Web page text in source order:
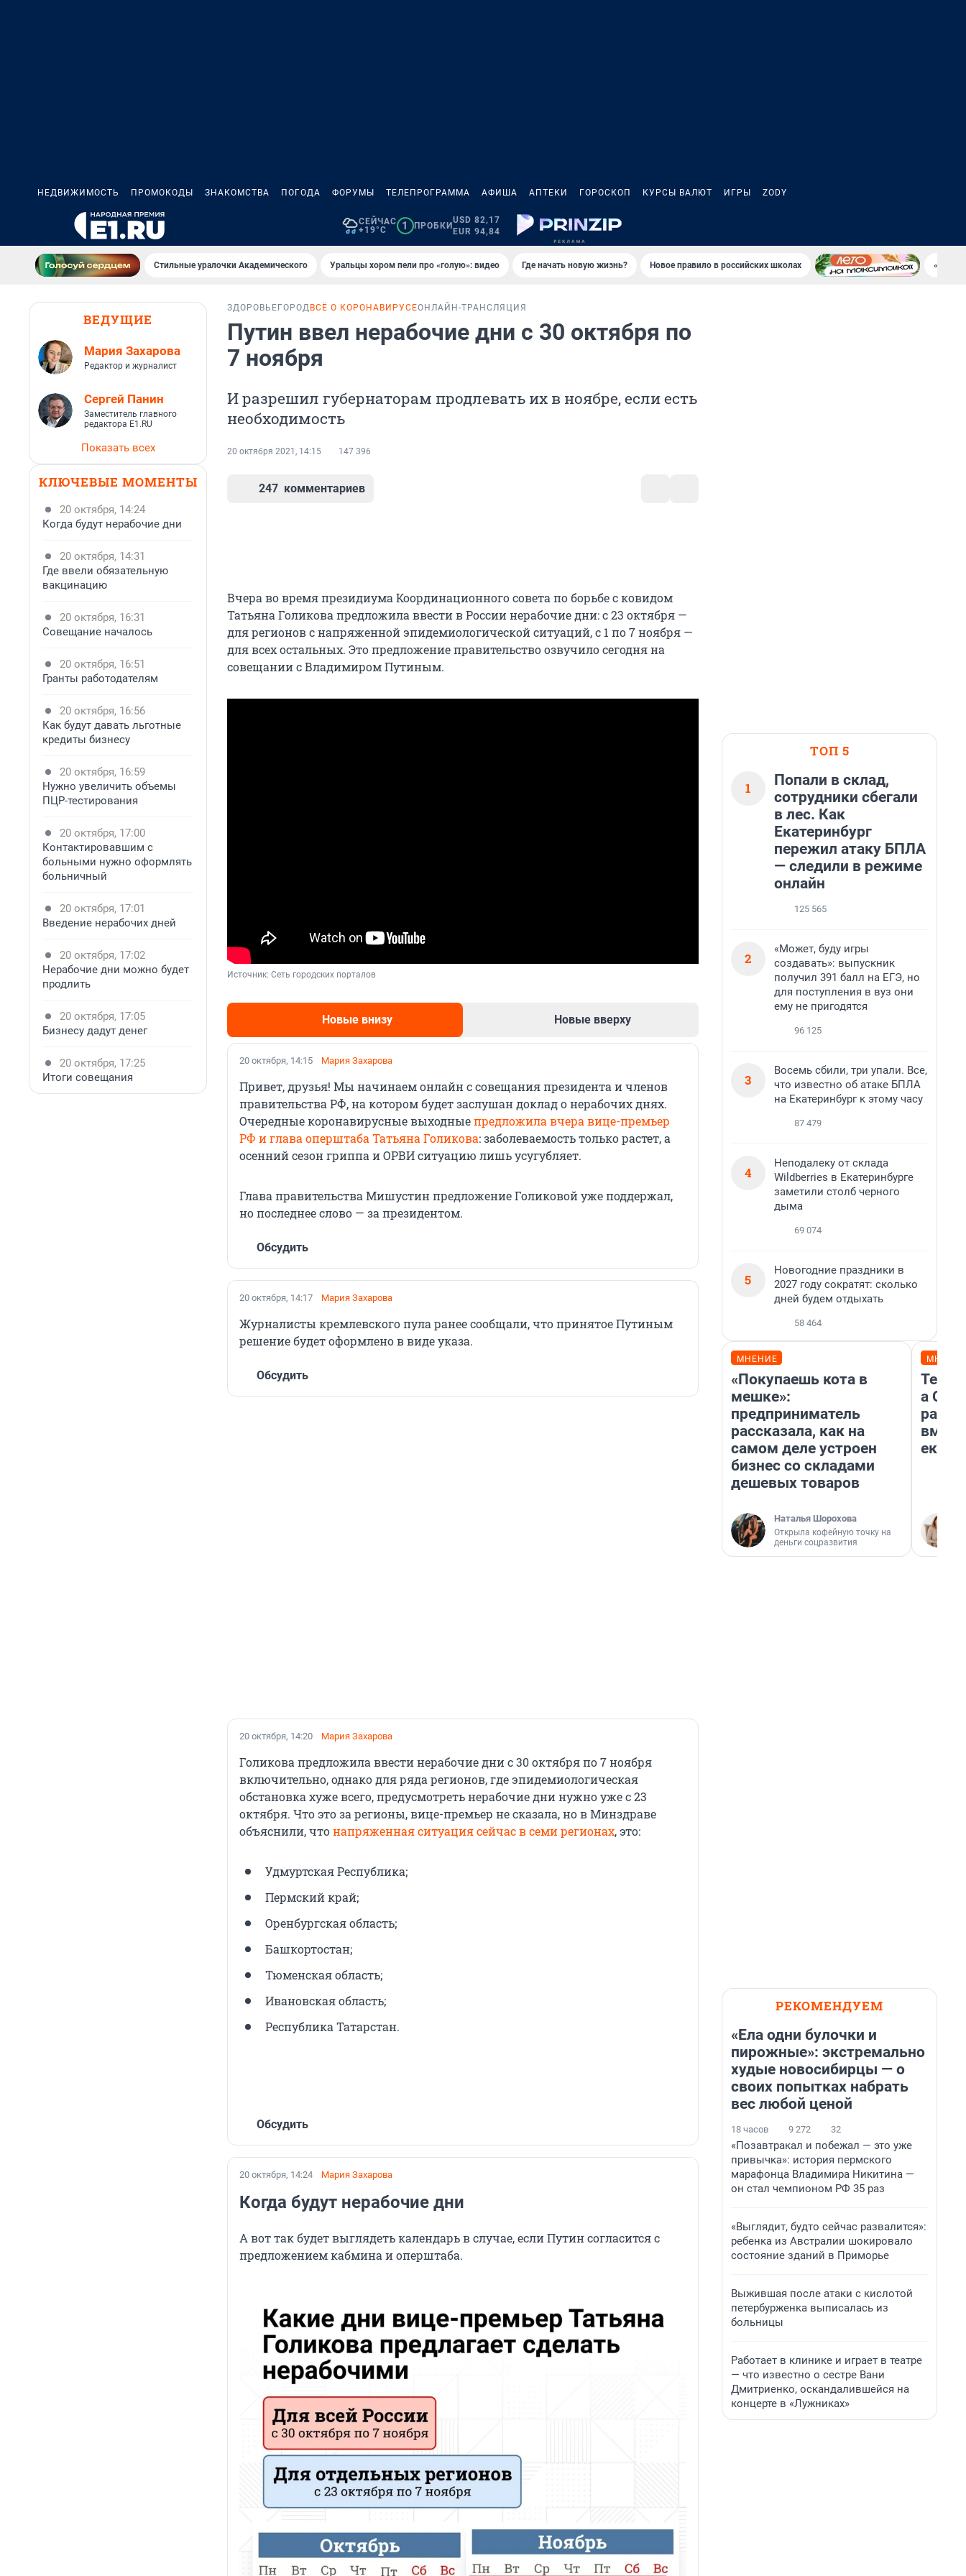
НЕДВИЖИМОСТЬ ПРОМОКОДЫ ЗНАКОМСТВА ПОГОДА ФОРУМЫ ТЕЛЕПРОГРАММА АФИША АПТЕКИ ГОРОСКОП КУРСЫ ВАЛЮТ ИГРЫ ZODY
СЕЙЧАС
+19°C
1 ПРОБКИ
USD 82,17
EUR 94,84
Стильные уралочки Академического Уральцы хором пели про «голую»: видео Где начать новую жизнь? Новое правило в российских школах
ВЕДУЩИЕ
Мария Захарова
Редактор и журналист
Сергей Панин
Заместитель главного
редактора E1.RU
Показать всех
КЛЮЧЕВЫЕ МОМЕНТЫ
20 октября, 14:24
Когда будут нерабочие дни
20 октября, 14:31
Где ввели обязательную
вакцинацию
20 октября, 16:31
Совещание началось
20 октября, 16:51
Гранты работодателям
20 октября, 16:56
Как будут давать льготные
кредиты бизнесу
20 октября, 16:59
Нужно увеличить объемы
ПЦР-тестирования
20 октября, 17:00
Контактировавшим с
больными нужно оформлять
больничный
20 октября, 17:01
Введение нерабочих дней
20 октября, 17:02
Нерабочие дни можно будет
продлить
20 октября, 17:05
Бизнесу дадут денег
20 октября, 17:25
Итоги совещания
ЗДОРОВЬЕ ГОРОД ВСЁ О КОРОНАВИРУСЕОНЛАЙН-ТРАНСЛЯЦИЯ
Путин ввел нерабочие дни с 30 октября по
7 ноября
И разрешил губернаторам продлевать их в ноябре, если есть
необходимость
20 октября 2021, 14:15 147 396
247 комментариев
Вчера во время президиума Координационного совета по борьбе с ковидом
Татьяна Голикова предложила ввести в России нерабочие дни: с 23 октября —
для регионов с напряженной эпидемиологической ситуаций, с 1 по 7 ноября —
для всех остальных. Это предложение правительство озвучило сегодня на
совещании с Владимиром Путиным.
Источник: Сеть городских порталов
Новые внизу Новые вверху
20 октября, 14:15 Мария Захарова
Привет, друзья! Мы начинаем онлайн с совещания президента и членов
правительства РФ, на котором будет заслушан доклад о нерабочих днях.
Очередные коронавирусные выходныепредложила вчера вице-премьер
РФ и глава оперштаба Татьяна Голикова: заболеваемость только растет, а
осенний сезон гриппа и ОРВИ ситуацию лишь усугубляет.
Глава правительства Мишустин предложение Голиковой уже поддержал,
но последнее слово — за президентом.
Обсудить
20 октября, 14:17 Мария Захарова
Журналисты кремлевского пула ранее сообщали, что принятое Путиным
решение будет оформлено в виде указа.
Обсудить
20 октября, 14:20 Мария Захарова
Голикова предложила ввести нерабочие дни с 30 октября по 7 ноября
включительно, однако для ряда регионов, где эпидемиологическая
обстановка хуже всего, предусмотреть нерабочие дни нужно уже с 23
октября. Что это за регионы, вице-премьер не сказала, но в Минздраве
объяснили, чтонапряженная ситуация сейчас в семи регионах, это:
Удмуртская Республика;
Пермский край;
Оренбургская область;
Башкортостан;
Тюменская область;
Ивановская область;
Республика Татарстан.
Обсудить
20 октября, 14:24 Мария Захарова
Когда будут нерабочие дни
А вот так будет выглядеть календарь в случае, если Путин согласится с
предложением кабмина и оперштаба.
ТОП 5
1
Попали в склад,
сотрудники сбегали
в лес. Как
Екатеринбург
пережил атаку БПЛА
— следили в режиме
онлайн
125 565
2
«Может, буду игры
создавать»: выпускник
получил 391 балл на ЕГЭ, но
для поступления в вуз они
ему не пригодятся
96 125
3
Восемь сбили, три упали. Все,
что известно об атаке БПЛА
на Екатеринбург к этому часу
87 479
4
Неподалеку от склада
Wildberries в Екатеринбурге
заметили столб черного
дыма
69 074
5
Новогодние праздники в
2027 году сократят: сколько
дней будем отдыхать
58 464
МНЕНИЕ
«Покупаешь кота в
мешке»:
предприниматель
рассказала, как на
самом деле устроен
бизнес со складами
дешевых товаров
Наталья Шорохова
Открыла кофейную точку на
деньги соцразвития
а
РЕКОМЕНДУЕМ
«Ела одни булочки и
пирожные»: экстремально
худые новосибирцы — о
своих попытках набрать
вес любой ценой
18 часов 9 272 32
«Позавтракал и побежал — это уже
привычка»: история пермского
марафонца Владимира Никитина —
он стал чемпионом РФ 35 раз
«Выглядит, будто сейчас развалится»:
ребенка из Австралии шокировало
состояние зданий в Приморье
Выжившая после атаки с кислотой
петербурженка выписалась из
больницы
Работает в клинике и играет в театре
— что известно о сестре Вани
Дмитриенко, оскандалившейся на
концерте в «Лужниках»